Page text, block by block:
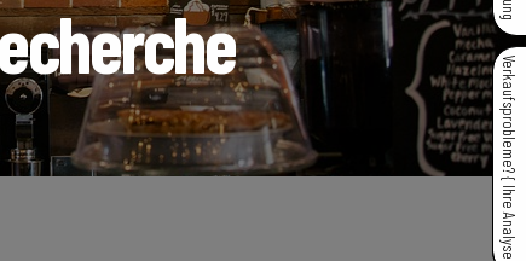
Verkaufsprobleme? { Ihre Analyse }